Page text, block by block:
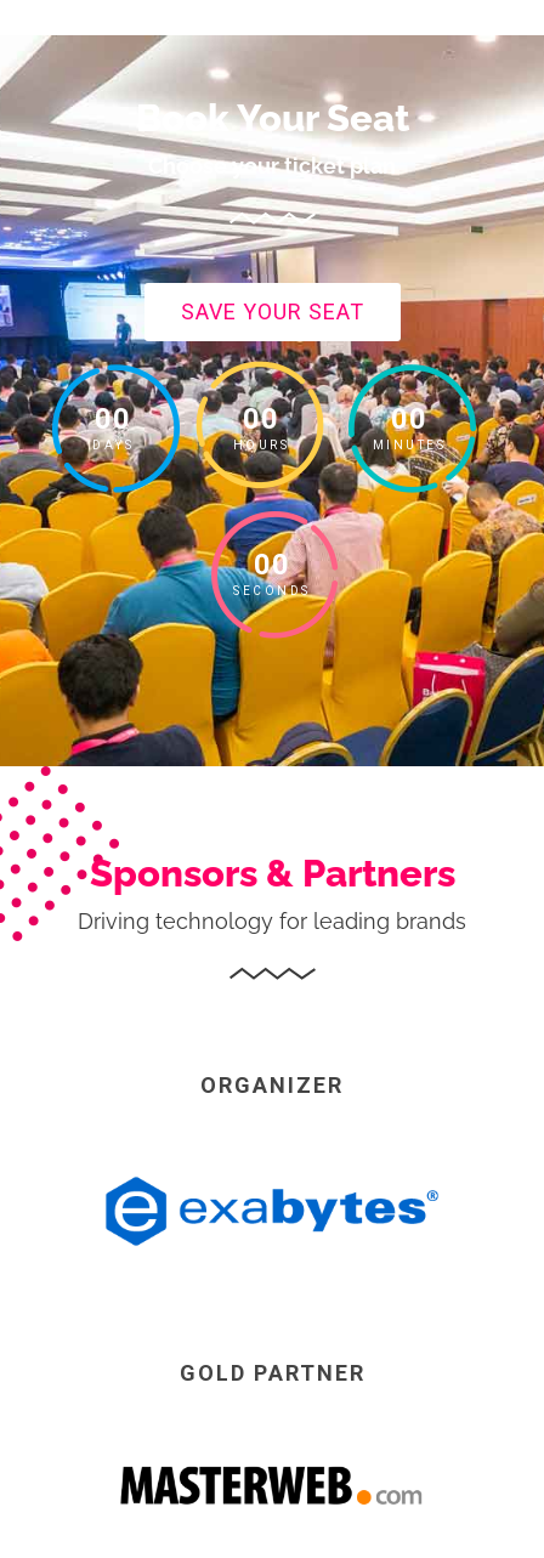
Book Your Seat
Choose your ticket plan
SAVE YOUR SEAT
00
DAYS
00
HOURS
00
MINUTES
00
SECONDS
Sponsors & Partners
Driving technology for leading brands
ORGANIZER
GOLD PARTNER